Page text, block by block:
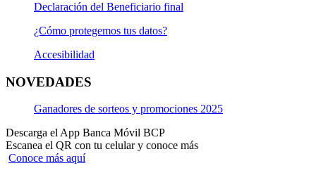
Declaración del Beneficiario final
¿Cómo protegemos tus datos?
Accesibilidad
NOVEDADES
Ganadores de sorteos y promociones 2025
Descarga el App Banca Móvil BCP
Escanea el QR con tu celular y conoce más
Conoce más aquí